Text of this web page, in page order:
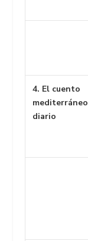
4. El cuento
mediterráneo
diario